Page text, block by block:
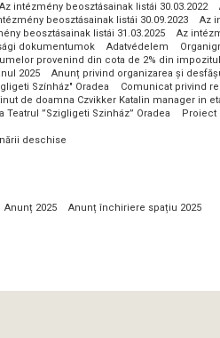
Az intézmény beosztásainak listái 30.03.2022
beosztásainak listái 30.09.2023 Az
beosztásainak listái 31.03.2025 Az
dokumentumok Adatvédelem
provenind din cota de 2% din
2025
Anunț privind organizarea și
Színház" Oradea
Comunicat privind
de doamna Czvikker Katalin manager in
”Szigligeti Szinház” Oradea
Proiect
deschise
Anunț 2025 Anunț închiriere spațiu 2025